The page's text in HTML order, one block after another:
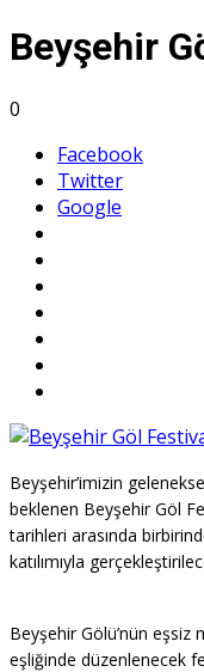
Beyşehir
0
Facebook
Twitter
Google
Beyşehir’imizin
beklenen Beyşehir Göl
tarihleri arasında
katılımıyla
Beyşehir Gölü’nün eşsiz
eşliğinde düzenlenecek